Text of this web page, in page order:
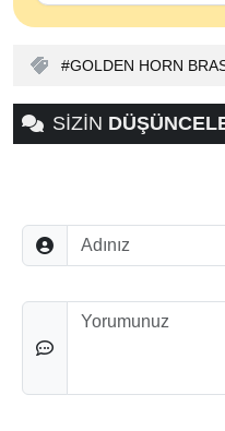
GOLDEN HORN
SİZİN
Adınız
Düşünceleriniz